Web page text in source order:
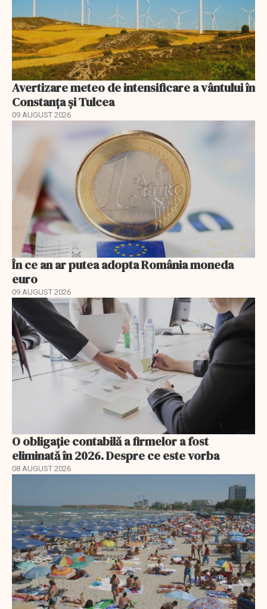
Avertizare meteo de intensificare a vântului în
Constanța și Tulcea
09 AUGUST 2026
În ce an ar putea adopta România moneda
euro
09 AUGUST 2026
O obligație contabilă a firmelor a fost
eliminată în 2026. Despre ce este vorba
08 AUGUST 2026